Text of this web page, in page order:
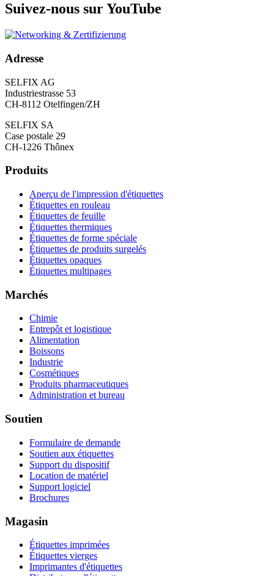
Suivez-nous sur YouTube
Adresse
SELFIX AG
Industriestrasse 53
CH-8112 Otelfingen/ZH
SELFIX SA
Case postale 29
CH-1226 Thônex
Produits
Aperçu de l'impression d'étiquettes
Étiquettes en rouleau
Étiquettes de feuille
Étiquettes thermiques
Étiquettes de forme spéciale
Étiquettes de produits surgelés
Étiquettes opaques
Étiquettes multipages
Marchés
Chimie
Entrepôt et logistique
Alimentation
Boissons
Industrie
Cosmétiques
Produits pharmaceutiques
Administration et bureau
Soutien
Formulaire de demande
Soutien aux étiquettes
Support du dispositif
Location de matériel
Support logiciel
Brochures
Magasin
Étiquettes imprimées
Étiquettes vierges
Imprimantes d'étiquettes